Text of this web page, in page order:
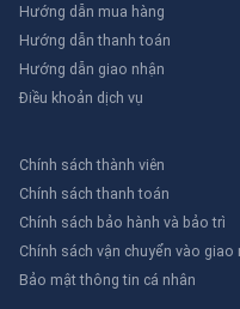
Hướng dẫn mua hàng
Hướng dẫn thanh toán
Hướng dẫn giao nhận
Điều khoản dịch vụ
Chính sách thành viên
Chính sách thanh toán
Chính sách bảo hành và bảo trì
Chính sách vận chuyển vào giao
Bảo mật thông tin cá nhân